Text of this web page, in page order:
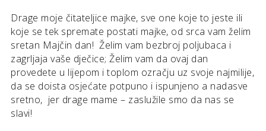
Drage moje čitateljice majke, sve one koje to jeste ili
koje se tek spremate postati majke, od srca vam želim
sretan Majčin dan! Želim vam bezbroj poljubaca i
zagrljaja vaše dječice; Želim vam da ovaj dan
provedete u lijepom i toplom ozračju uz svoje najmilije,
da se doista osjećate potpuno i ispunjeno a nadasve
sretno, jer drage mame – zaslužile smo da nas se
slavi!